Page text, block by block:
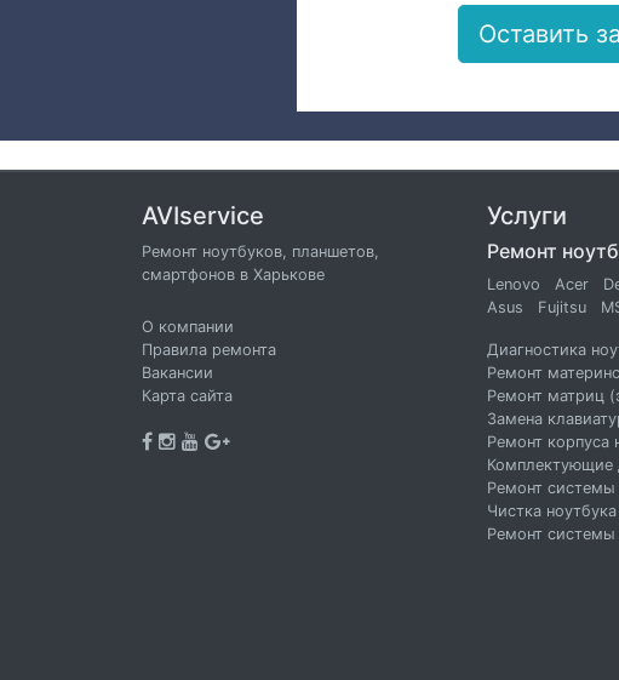
AVIservice
Ремонт ноутбуков, планшетов,
смартфонов в Харькове
О компании
Правила ремонта
Вакансии
Карта сайта
Услуги
Ремонт
Lenovo Acer
Asus
Fujitsu
Диагностика
Ремонт
Ремонт матриц
Замена
Ремонт корпуса
Комплектующие
Ремонт системы
Чистка
Ремонт